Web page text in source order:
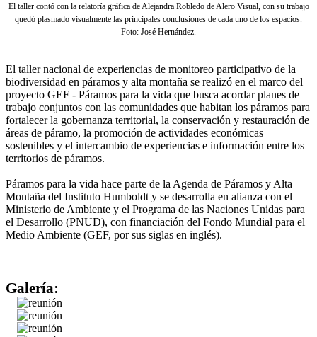
El taller contó con la relatoría gráfica de Alejandra Robledo de Alero Visual, con su trabajo
quedó plasmado visualmente las principales conclusiones de cada uno de los espacios.
Foto: José Hernández.
El taller nacional de experiencias de monitoreo participativo de la
biodiversidad en páramos y alta montaña se realizó en el marco del
proyecto GEF - Páramos para la vida que busca acordar planes de
trabajo conjuntos con las comunidades que habitan los páramos para
fortalecer la gobernanza territorial, la conservación y restauración de
áreas de páramo, la promoción de actividades económicas
sostenibles y el intercambio de experiencias e información entre los
territorios de páramos.
Páramos para la vida hace parte de la Agenda de Páramos y Alta
Montaña del Instituto Humboldt y se desarrolla en alianza con el
Ministerio de Ambiente y el Programa de las Naciones Unidas para
el Desarrollo (PNUD), con financiación del Fondo Mundial para el
Medio Ambiente (GEF, por sus siglas en inglés).
Galería: